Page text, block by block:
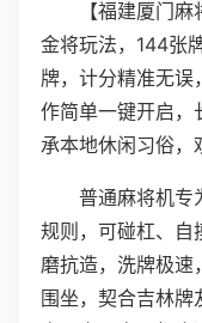
【福建厦门
金将玩法，144张
牌，计分精准无误
作简单一键开启，
承本地休闲习俗，
普通麻将机专
规则，可碰杠、自
磨抗造，洗牌极速
围坐，契合吉林牌